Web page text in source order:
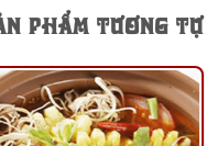
PHẨM TƯƠNG TỰ